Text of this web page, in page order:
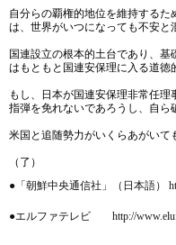
自分らの覇権的地位を維持する
は、世界がいつになっても不安と
国連設立の根本的土台であり、
はもともと国連安保理に入る道徳
もし、日本が国連安保理非常任
指弾を免れないであろうし、自ら
米国と追随勢力がいくらあがい
（了）
●「朝鮮中央通信社」（日本語）
●エルファテレビ http://